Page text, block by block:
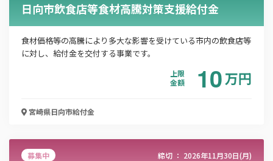
日向市飲食店等食材高騰対策支援給付金
食材価格等の高騰により多大な影響を受けている市内の飲食店等
に対し、給付金を交付する事業です。
上限
金額
10万円
宮崎県日向市給付金
募集中 締切 ： 2026年11月30日(月)